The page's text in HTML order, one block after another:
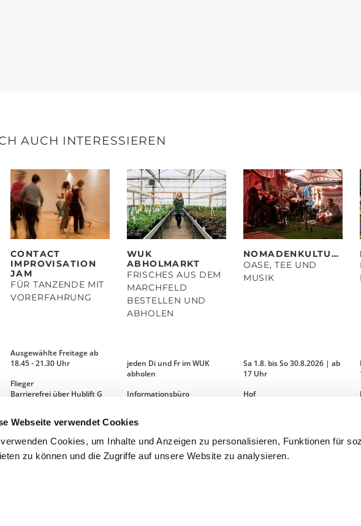
Webseite verwendet Cookies
Cookies, um Inhalte und Anzeigen zu personalisieren, Funktionen für
zu können und die Zugriffe auf unsere Website zu analysieren.
AUCH INTERESSIEREN
CONTACT
IMPROVISATION
JAM
FÜR TANZENDE MIT
VORERFAHRUNG
Ausgewählte Freitage ab
18.45 - 21.30 Uhr
Flieger
Barrierefrei über Hublift G
MEHR LESEN
WUK
ABHOLMARKT
FRISCHES AUS DEM
MARCHFELD
BESTELLEN UND
ABHOLEN
jeden Di und Fr im WUK
abholen
Informationsbüro
NOMADENKULTURZELT
OASE, TEE UND
MUSIK
Sa 1.8. bis So 30.8.2026 | ab
17 Uhr
Hof